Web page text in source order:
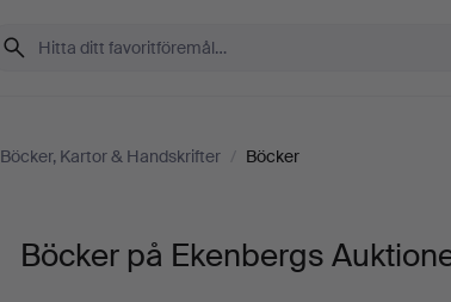
Böcker, Kartor & Handskrifter / Böcker
Böcker på Ekenbergs